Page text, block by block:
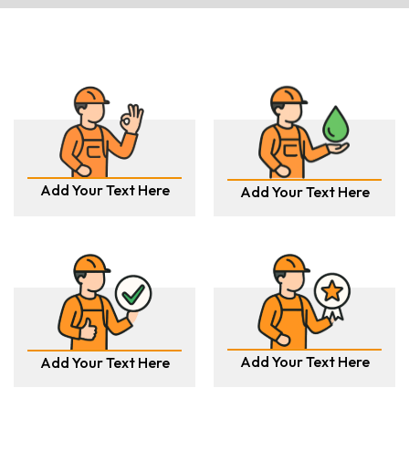
Add Your Text Here Add Your Text Here
Add Your Text Here Add Your Text Here